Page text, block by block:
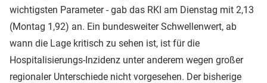
wichtigsten Parameter - gab das RKI am Dienstag mit 2,13
(Montag 1,92) an. Ein bundesweiter Schwellenwert, ab
wann die Lage kritisch zu sehen ist, ist für die
Hospitalisierungs-Inzidenz unter anderem wegen großer
regionaler Unterschiede nicht vorgesehen. Der bisherige